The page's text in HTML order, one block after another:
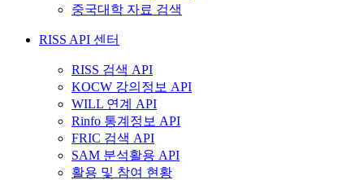
중국대학 자료 검색
RISS API 센터
RISS 검색 API
KOCW 강의정보 API
WILL 연계 API
Rinfo 통계정보 API
FRIC 검색 API
SAM 분석활용 API
활용 및 참여 현황